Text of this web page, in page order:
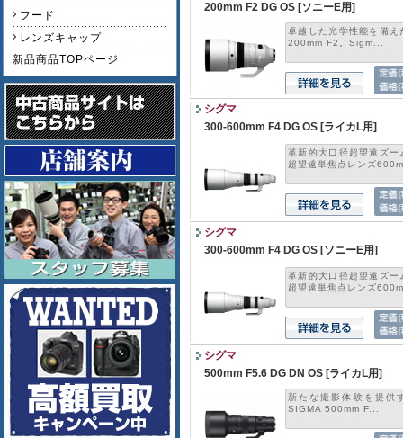
フード
レンズキャップ
新品商品TOPページ
200mm F2 DG OS [ソニーE用]
卓越した光学性能を備
200mm F2。Sigm...
シグマ
300-600mm F4 DG OS [ライカL用]
革新的大口径超望遠ズ
超望遠単焦点レンズ
シグマ
300-600mm F4 DG OS [ソニーE用]
革新的大口径超望遠ズ
超望遠単焦点レンズ
シグマ
500mm F5.6 DG DN OS [ライカL用]
新たな撮影体験を提供
SIGMA 500mm F...